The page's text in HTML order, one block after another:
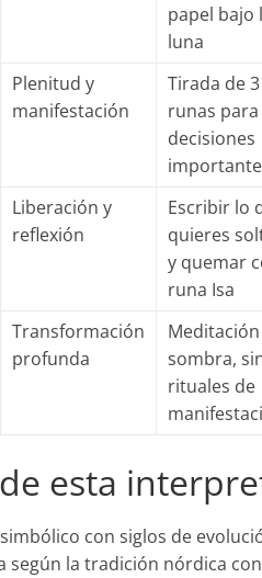
papel bajo
luna
Plenitud y
manifestación
Tirada de 3
runas para
decisiones
Liberación y
reflexión
Escribir lo
quieres
y quemar
runa Isa
Transformación
profunda
sombra,
rituales de
esta
con siglos de
según la tradición nórdica